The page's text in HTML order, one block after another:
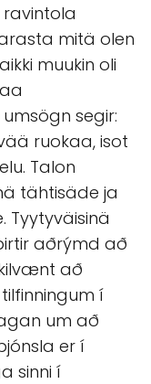
mitä olen
muukin oli
segir:
ruokaa, isot
Talon
tähtisäde ja
Tyytyväisinä
aðrýmd að
að
í
um að
er í
sinni í